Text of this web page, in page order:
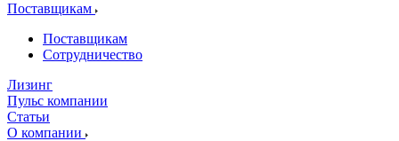
Поставщикам
Поставщикам
Сотрудничество
Лизинг
Пульс компании
Статьи
О компании